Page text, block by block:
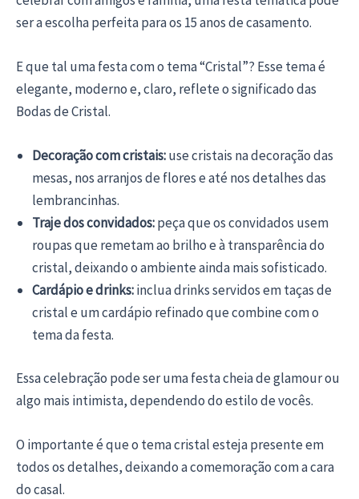
ser a escolha perfeita para os 15 anos de casamento.
E que tal uma festa com o tema “Cristal”? Esse tema é
elegante, moderno e, claro, reflete o significado das
Bodas de Cristal.
Decoração com cristais:use cristais na decoração das
mesas, nos arranjos de flores e até nos detalhes das
lembrancinhas.
Traje dos convidados:peça que os convidados usem
roupas que remetam ao brilho e à transparência do
cristal, deixando o ambiente ainda mais sofisticado.
Cardápio e drinks:inclua drinks servidos em taças de
cristal e um cardápio refinado que combine com o
tema da festa.
Essa celebração pode ser uma festa cheia de glamour ou
algo mais intimista, dependendo do estilo de vocês.
O importante é que o tema cristal esteja presente em
todos os detalhes, deixando a comemoração com a cara
do casal.